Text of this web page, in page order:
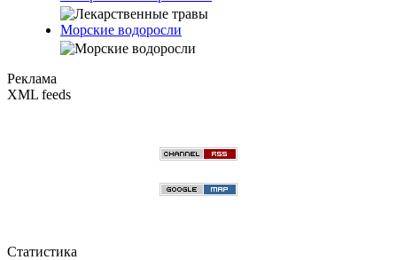
Морские водоросли
Реклама
XML feeds
Статистика